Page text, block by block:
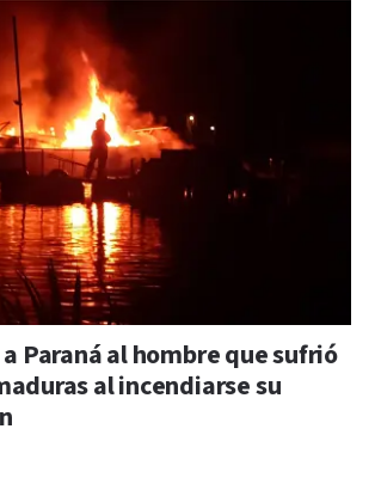
Paraná al hombre que sufrió
al incendiarse su